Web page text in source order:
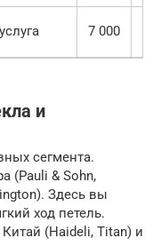
услуга 7 000
и
сегмента.
(Pauli & Sohn,
Здесь вы
ход петель.
(Haideli, Titan) и